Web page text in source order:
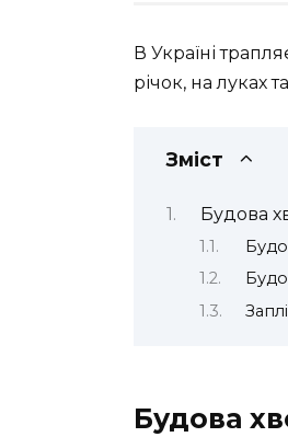
В Україні
річок, на луках
Зміст
Будова
Будова